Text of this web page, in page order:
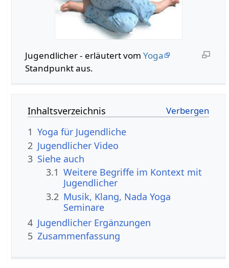
Jugendlicher‏‎ - erläutert vom Yoga
Standpunkt aus.
Inhaltsverzeichnis
1 Yoga für Jugendliche
2
Jugendlicher‏‎ Video
3 Siehe auch
3.1 Weitere Begriffe im Kontext mit
3.2 Musik, Klang, Nada Yoga
Seminare
4
Jugendlicher‏‎ Ergänzungen
5 Zusammenfassung